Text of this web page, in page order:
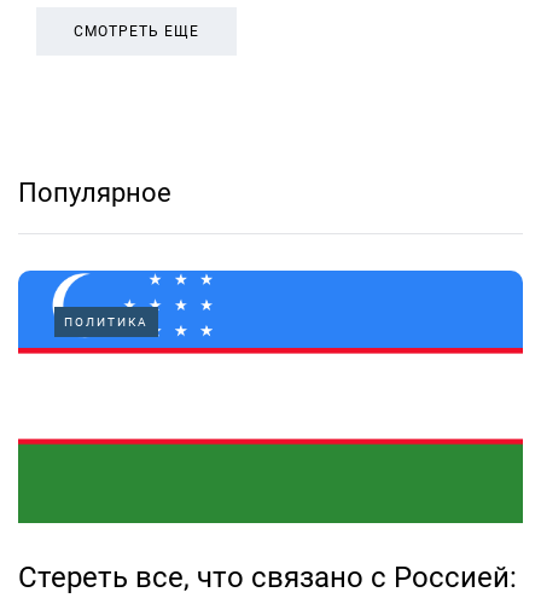
СМОТРЕТЬ ЕЩЕ
Популярное
ПОЛИТИКА
Стереть все, что связано с Россией: